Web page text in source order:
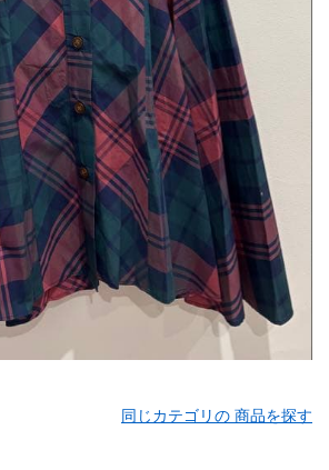
同じカテゴリの 商品を探す